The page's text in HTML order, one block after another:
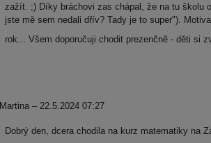
zažít. ;) Díky bráchovi zas chápal, že na tu školu
jste mě sem nedali dřív? Tady je to super").
rok... Všem doporučuji chodit prezenčně - děti si
Martina – 22.5.2024 07:27
Dobrý den, dcera chodila na kurz matematiky na